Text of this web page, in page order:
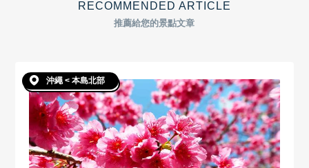
RECOMMENDED ARTICLE
推薦給您的景點文章
沖繩 < 本島北部